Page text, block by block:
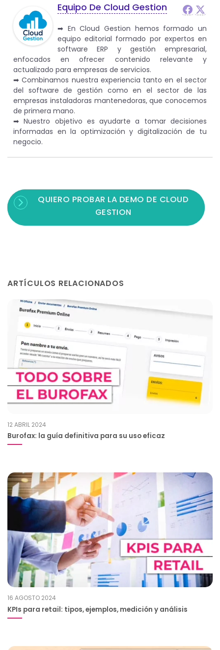
Equipo De Cloud Gestion
➡︎ En Cloud Gestion hemos formado un
equipo editorial formado por expertos en
software ERP y gestión empresarial,
enfocados en ofrecer contenido relevante y
actualizado para empresas de servicios.
➡︎ Combinamos nuestra experiencia tanto en el sector
del software de gestión como en el sector de las
empresas instaladoras mantenedoras, que conocemos
de primera mano.
➡︎ Nuestro objetivo es ayudarte a tomar decisiones
informadas en la optimización y digitalización de tu
negocio.
QUIERO PROBAR LA DEMO DE CLOUD
GESTION
ARTÍCULOS RELACIONADOS
12 ABRIL 2024
Burofax: la guía definitiva para su uso eficaz
16 AGOSTO 2024
KPIs para retail: tipos, ejemplos, medición y análisis